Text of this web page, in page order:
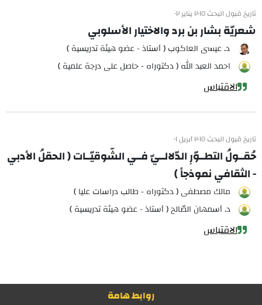
تاريخ قبول البحث ٢٠١٥ يناير ٠٢
شعريّة بشار بن برد والاختيار الأسلوبي
د. عيسى العاكوب ( أستاذ - عضو هيئة تدريسية )
احمد العبد الله ( دكتوراه - حاصل على درجة علمية )
الاقتباس
تاريخ قبول البحث ٢٠١٥ أبريل ٠١
حُقــولُ التطــوّرِ الدّلالــيّ فــي الشّوقيّــات ( الحقلُ الأدبي
- الثقافي نموذجاً )
مالك مصطفى ( دكتوراه - طالب دراسات عليا )
د. أسمهان الصّالح ( أستاذ - عضو هيئة تدريسية )
الاقتباس
روابط هامة